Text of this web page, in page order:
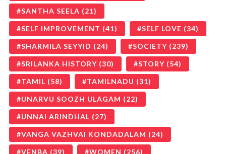
SANTHA SEELA (21)
SELF IMPROVEMENT (41) SELF LOVE (34)
SHARMILA SEYYID (24) SOCIETY (239)
SRILANKA HISTORY (30) STORY (54)
TAMIL (58) TAMILNADU (31)
UNARVU SOOZH ULAGAM (22)
UNNAI ARINDHAL (27)
VANGA VAZHVAI KONDADALAM (24)
VENBA (39) WOMEN (256)